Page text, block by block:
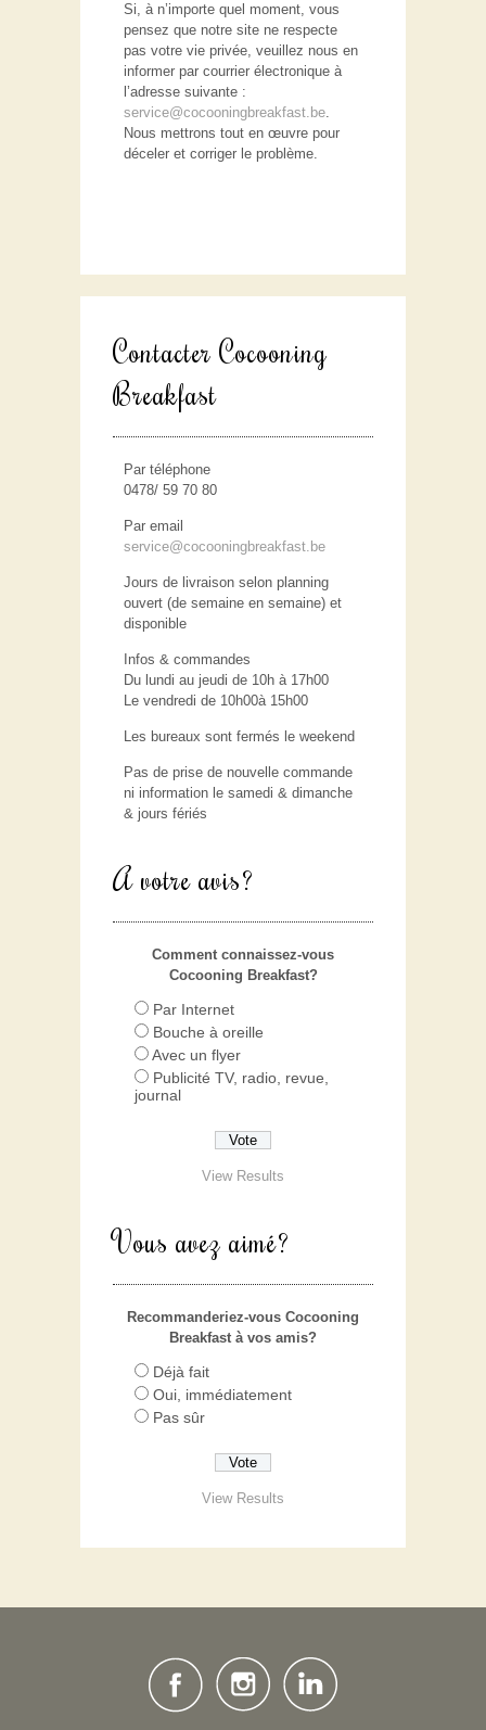
Si, à n’importe quel moment, vous
pensez que notre site ne respecte
pas votre vie privée, veuillez nous en
informer par courrier électronique à
l’adresse suivante :
service@cocooningbreakfast.be.
Nous mettrons tout en œuvre pour
déceler et corriger le problème.
Contacter Cocooning
Breakfast
Par téléphone
0478/ 59 70 80
Par email
service@cocooningbreakfast.be
Jours de livraison selon planning
ouvert (de semaine en semaine) et
disponible
Infos & commandes
Du lundi au jeudi de 10h à 17h00
Le vendredi de 10h00à 15h00
Les bureaux sont fermés le weekend
Pas de prise de nouvelle commande
ni information le samedi & dimanche
& jours fériés
A votre avis?
Comment connaissez-vous
Cocooning Breakfast?
Par Internet
Bouche à oreille
Avec un flyer
Publicité TV, radio, revue,
journal
View Results
Vous avez aimé?
Recommanderiez-vous Cocooning
Breakfast à vos amis?
Déjà fait
Oui, immédiatement
Pas sûr
View Results